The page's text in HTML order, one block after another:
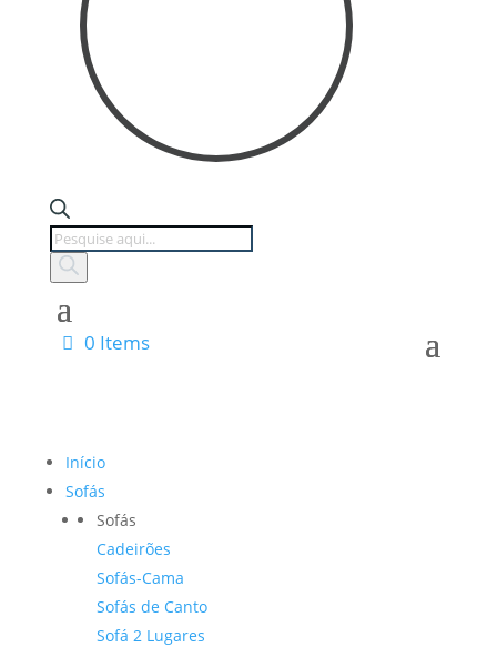
Products
search
0 Items
Início
Sofás
Sofás
Cadeirões
Sofás-Cama
Sofás de Canto
Sofá 2 Lugares